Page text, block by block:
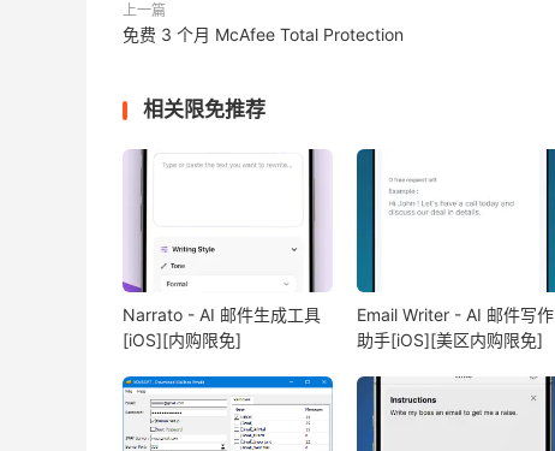
上一篇
免费 3 个月 McAfee Total Protection
相关限免推荐
Narrato - AI 邮件生成工具
[iOS][内购限免]
Email Writer - AI 邮件写作
助手[iOS][美区内购限免]